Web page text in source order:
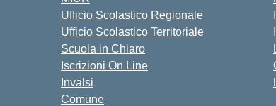
Ufficio Scolastico Regionale
Ufficio Scolastico Territoriale
Scuola in Chiaro
Iscrizioni On Line
Invalsi
Comune